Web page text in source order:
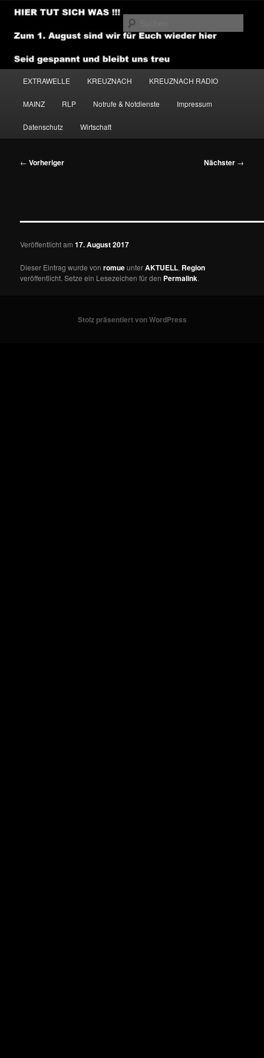
Zum
primären
Inhalt
NEWSHOUSE.MEDIA
EXTRAWELLE KREUZNACH KREUZNACH RADIO
MAINZ RLP Notrufe & Notdienste Impressum
Datenschutz Wirtschaft
Beitragsnavigation
← Vorheriger Nächster →
Veröffentlicht am17. August 2017
Dieser Eintrag wurde vonromueunterAKTUELL, Region
veröffentlicht. Setze ein Lesezeichen für den Permalink.
Stolz präsentiert von WordPress